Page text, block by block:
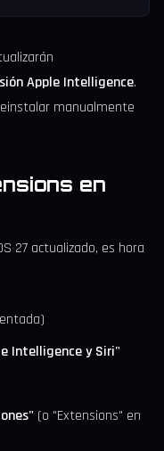
Apple Intelligence.
manualmente
en
27 actualizado, es hora
Intelligence y Siri"
(o "Extensions" en